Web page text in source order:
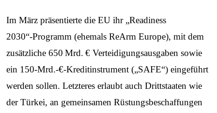
Im März präsentierte die EU ihr „Readiness
2030“‑Programm (ehemals ReArm Europe), mit dem
zusätzliche 650 Mrd. € Verteidigungsausgaben sowie
ein 150‑Mrd.‑€‑Kreditinstrument („SAFE“) eingeführt
werden sollen. Letzteres erlaubt auch Drittstaaten wie
der Türkei, an gemeinsamen Rüstungsbeschaffungen